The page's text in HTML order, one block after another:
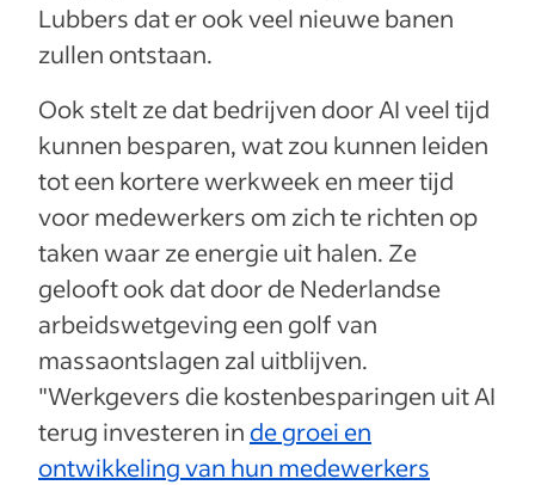
Lubbers dat er ook veel nieuwe banen
zullen ontstaan.
Ook stelt ze dat bedrijven door AI veel tijd
kunnen besparen, wat zou kunnen leiden
tot een kortere werkweek en meer tijd
voor medewerkers om zich te richten op
taken waar ze energie uit halen. Ze
gelooft ook dat door de Nederlandse
arbeidswetgeving een golf van
massaontslagen zal uitblijven.
"Werkgevers die kostenbesparingen uit AI
terug investeren in de groei en
ontwikkeling van hun medewerkers